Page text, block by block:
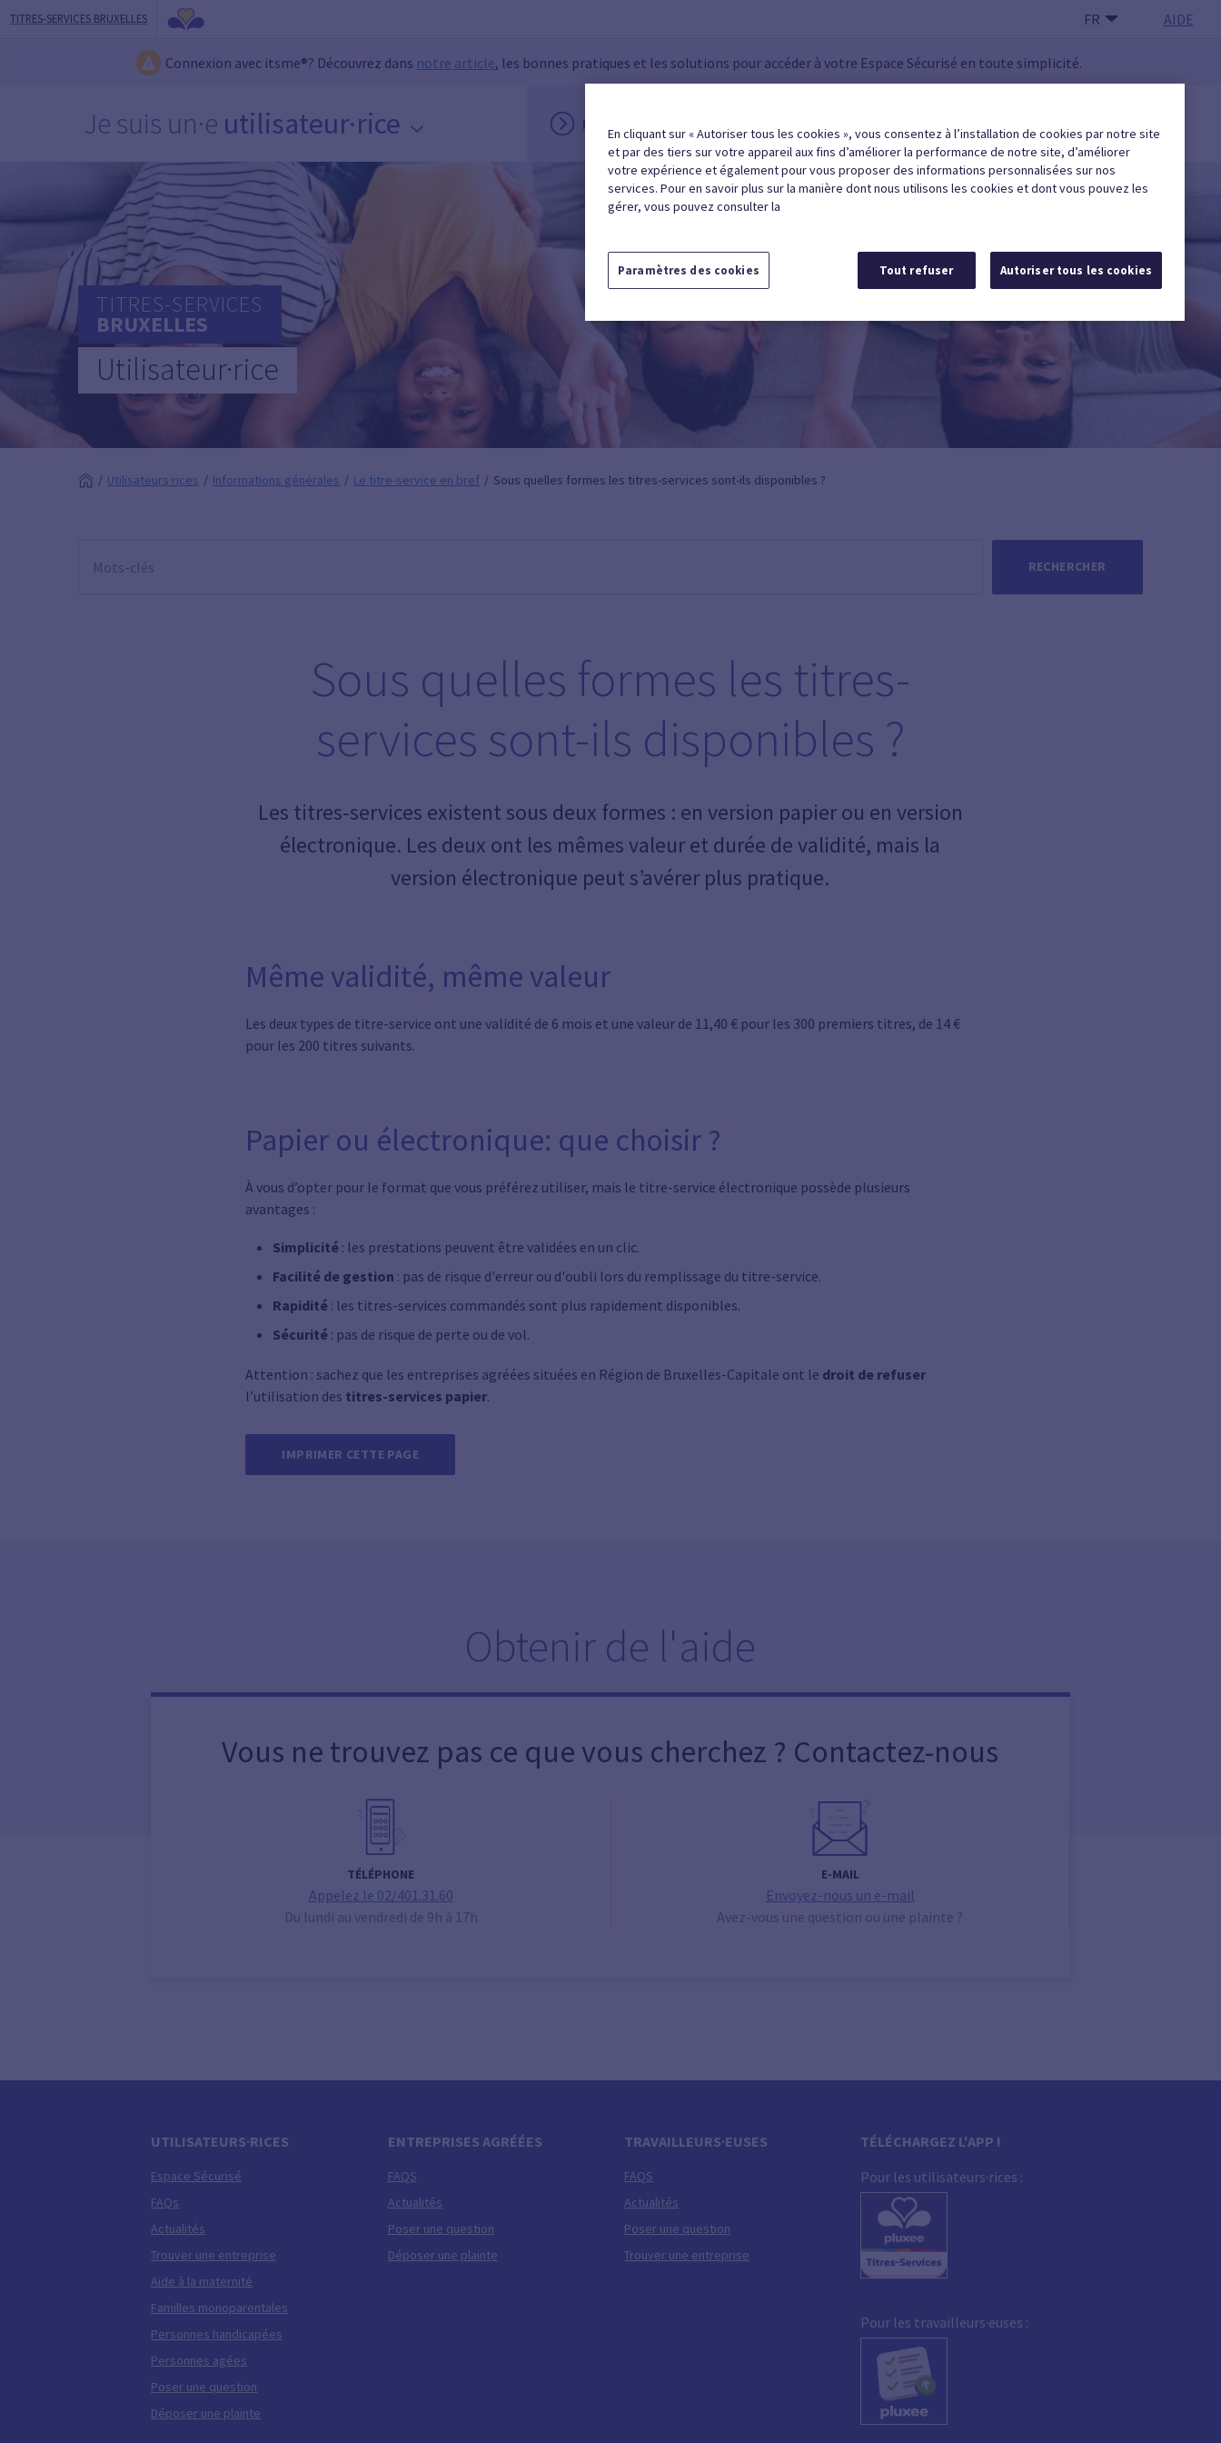
TITRES-SERVICES BRUXELLES FR AIDE
Connexion avec itsme®? Découvrez dans notre article, les bonnes pratiques et les solutions pour accéder à votre Espace Sécurisé en toute simplicité.
Je suis un·e utilisateur·rice INSCRIPTION
Trouver une entreprise agréée
TITRES-SERVICES
BRUXELLES
Utilisateur·rice
Utilisateurs·rices Informations générales Le titre-service en bref Sous quelles formes les titres-services sont-ils disponibles ?
RECHERCHER
Sous quelles formes les titres-
services sont-ils disponibles ?
Les titres-services existent sous deux formes : en version papier ou en version
électronique. Les deux ont les mêmes valeur et durée de validité, mais la
version électronique peut s’avérer plus pratique.
Même validité, même valeur
Les deux types de titre-service ont une validité de 6 mois et une valeur de 11,40 € pour les 300 premiers titres, de 14 €
pour les 200 titres suivants.
Papier ou électronique: que choisir ?
À vous d’opter pour le format que vous préférez utiliser, mais le titre-service électronique possède plusieurs
avantages :
Simplicité : les prestations peuvent être validées en un clic.
Facilité de gestion : pas de risque d'erreur ou d'oubli lors du remplissage du titre-service.
Rapidité : les titres-services commandés sont plus rapidement disponibles.
Sécurité : pas de risque de perte ou de vol.
Attention : sachez que les entreprises agréées situées en Région de Bruxelles-Capitale ont le droit de refuser
l’utilisation des titres-services papier.
IMPRIMER CETTE PAGE
Obtenir de l'aide
Vous ne trouvez pas ce que vous cherchez ? Contactez-nous
TÉLÉPHONE
Appelez le 02/401.31.60
Du lundi au vendredi de 9h à 17h
E-MAIL
Envoyez-nous un e-mail
Avez-vous une question ou une plainte ?
UTILISATEURS·RICES
Espace Sécurisé
FAQs
Actualités
Trouver une entreprise
Aide à la maternité
Familles monoparentales
Personnes handicapées
Personnes agées
Poser une question
Déposer une plainte
ENTREPRISES AGRÉÉES
FAQS
Actualités
Poser une question
Déposer une plainte
TRAVAILLEURS·EUSES
FAQS
Actualités
Poser une question
Trouver une entreprise
TÉLÉCHARGEZ L'APP !
Pour les utilisateurs·rices :
Pour les travailleurs·euses :
En cliquant sur « Autoriser tous les cookies », vous consentez à l’installation de cookies par notre site
et par des tiers sur votre appareil aux fins d’améliorer la performance de notre site, d’améliorer
votre expérience et également pour vous proposer des informations personnalisées sur nos
services. Pour en savoir plus sur la manière dont nous utilisons les cookies et dont vous pouvez les
gérer, vous pouvez consulter la
Paramètres des cookies Tout refuser Autoriser tous les cookies